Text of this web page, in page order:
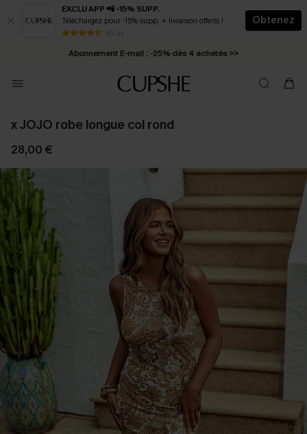
EXCLU APP 📲 -15% SUPP.
Téléchargez pour -15% supp. + livraison offerts !
50 k+
Obtenez
* Livraison éclair 2-3 jours ouvrés >>
Abonnement E-mail : -25% dès 4 achetés >>
x JOJO robe longue col rond
28,00 €